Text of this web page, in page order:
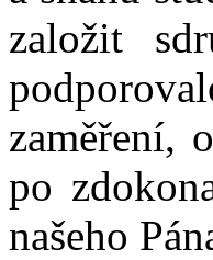
založit
zaměření,
po
našeho